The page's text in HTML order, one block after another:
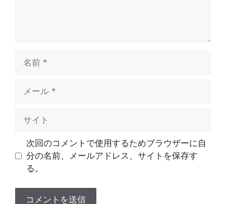
次回のコメントで使用するためブラウザーに自
分の名前、メールアドレス、サイトを保存す
る。